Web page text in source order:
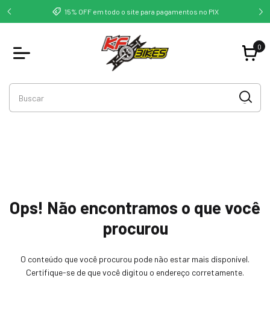
- 15% OFF em todo o site para pagamentos no PIX
0
Ops! Não encontramos o que você
procurou
O conteúdo que você procurou pode não estar mais disponível.
Certifique-se de que você digitou o endereço corretamente.